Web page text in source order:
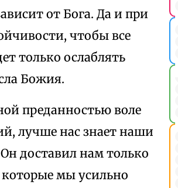
от Бога. Да и при
чтобы все
только ослаблять
Божия.
преданностью воле
лучше нас знает наши
доставил нам только
которые мы усильно